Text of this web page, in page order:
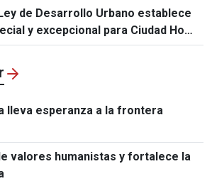
de Desarrollo Urbano establece
y excepcional para Ciudad Ho
lleva esperanza a la frontera
valores humanistas y fortalece la